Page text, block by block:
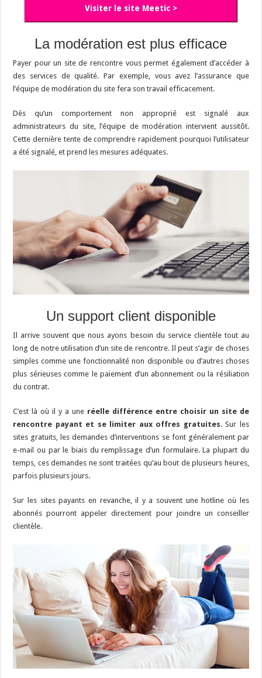
Visiter le site Meetic >
La modération est plus efficace
Payer pour un site de rencontre vous permet également d’accéder à
des services de qualité. Par exemple, vous avez l’assurance que
l’équipe de modération du site fera son travail efficacement.
Dès qu’un comportement non approprié est signalé aux
administrateurs du site, l’équipe de modération intervient aussitôt.
Cette dernière tente de comprendre rapidement pourquoi l’utilisateur
a été signalé, et prend les mesures adéquates.
Un support client disponible
Il arrive souvent que nous ayons besoin du service clientèle tout au
long de notre utilisation d’un site de rencontre. Il peut s’agir de choses
simples comme une fonctionnalité non disponible ou d’autres choses
plus sérieuses comme le paiement d’un abonnement ou la résiliation
du contrat.
C’est là où il y a une réelle différence entre choisir un site de
rencontre payant et se limiter aux offres gratuites. Sur les
sites gratuits, les demandes d’interventions se font généralement par
e-mail ou par le biais du remplissage d’un formulaire. La plupart du
temps, ces demandes ne sont traitées qu’au bout de plusieurs heures,
parfois plusieurs jours.
Sur les sites payants en revanche, il y a souvent une hotline où les
abonnés pourront appeler directement pour joindre un conseiller
clientèle.